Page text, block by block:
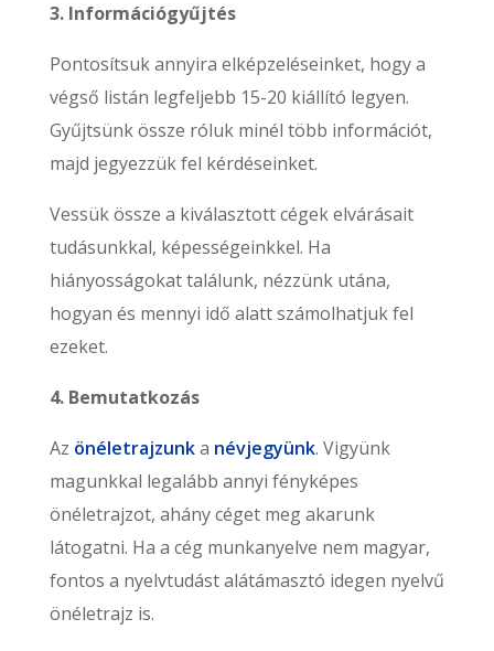
3. Információgyűjtés
Pontosítsuk annyira elképzeléseinket, hogy a
végső listán legfeljebb 15-20 kiállító legyen.
Gyűjtsünk össze róluk minél több információt,
majd jegyezzük fel kérdéseinket.
Vessük össze a kiválasztott cégek elvárásait
tudásunkkal, képességeinkkel. Ha
hiányosságokat találunk, nézzünk utána,
hogyan és mennyi idő alatt számolhatjuk fel
ezeket.
4. Bemutatkozás
Az önéletrajzunka névjegyünk. Vigyünk
magunkkal legalább annyi fényképes
önéletrajzot, ahány céget meg akarunk
látogatni. Ha a cég munkanyelve nem magyar,
fontos a nyelvtudást alátámasztó idegen nyelvű
önéletrajz is.